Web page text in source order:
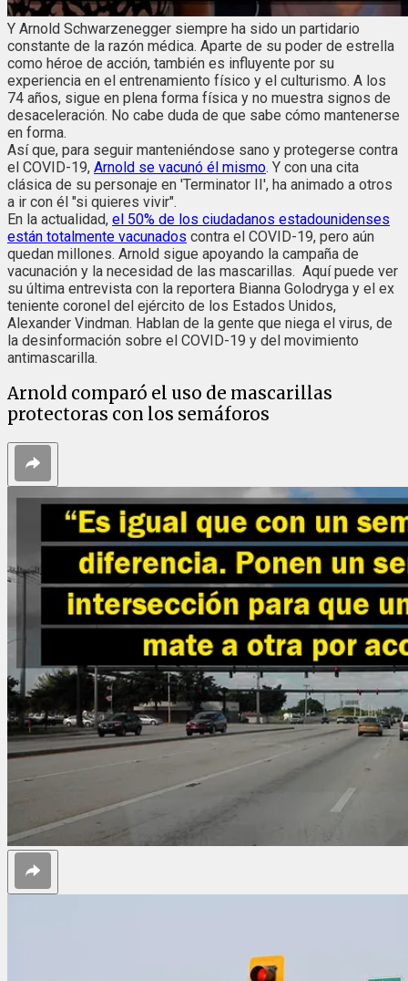
Y Arnold Schwarzenegger siempre ha sido un partidario
constante de la razón médica. Aparte de su poder de estrella
como héroe de acción, también es influyente por su
experiencia en el entrenamiento físico y el culturismo. A los
74 años, sigue en plena forma física y no muestra signos de
desaceleración. No cabe duda de que sabe cómo mantenerse
en forma.
Así que, para seguir manteniéndose sano y protegerse contra
el COVID-19, Arnold se vacunó él mismo. Y con una cita
clásica de su personaje en 'Terminator II', ha animado a otros
a ir con él "si quieres vivir".
En la actualidad, el 50% de los ciudadanos estadounidenses
están totalmente vacunados contra el COVID-19, pero aún
quedan millones. Arnold sigue apoyando la campaña de
vacunación y la necesidad de las mascarillas. Aquí puede ver
su última entrevista con la reportera Bianna Golodryga y el ex
teniente coronel del ejército de los Estados Unidos,
Alexander Vindman. Hablan de la gente que niega el virus, de
la desinformación sobre el COVID-19 y del movimiento
antimascarilla.
Arnold comparó el uso de mascarillas
protectoras con los semáforos